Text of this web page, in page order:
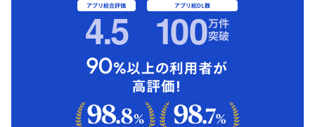
アプリ総合評価
4.5 アプリ総DL数
100万件
突破